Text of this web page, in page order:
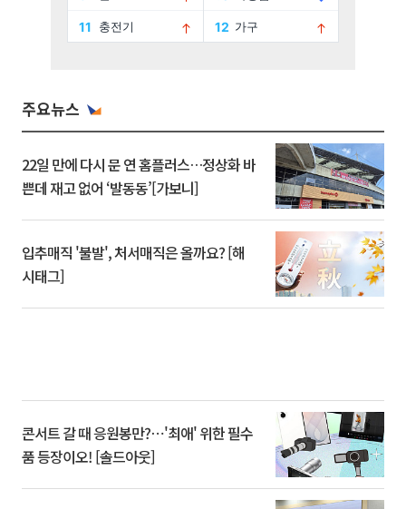
주요뉴스
22일 만에 다시 문 연 홈플러스…정상화 바
쁜데 재고 없어 ‘발동동’[가보니]
입추매직 '불발', 처서매직은 올까요? [해
시태그]
콘서트 갈 때 응원봉만?⋯'최애' 위한 필수
품 등장이오! [솔드아웃]